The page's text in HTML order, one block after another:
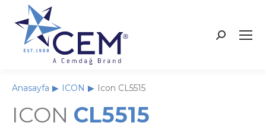
You are here:
Anasayfa ICON Icon CL5515
ICON CL5515